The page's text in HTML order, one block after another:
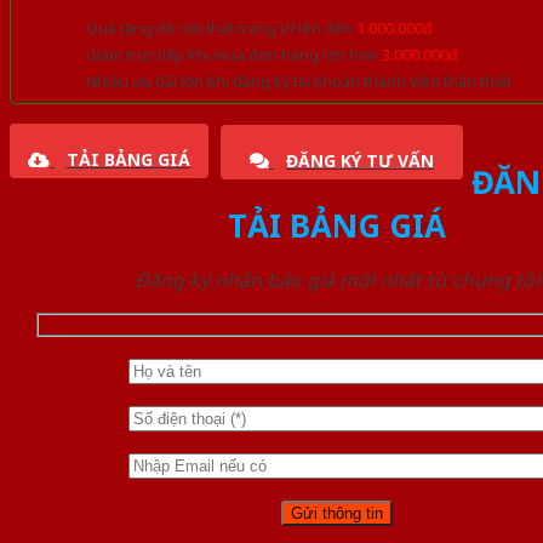
Quà tặng đồ nội thất trang trí lên đến 1.000.000đ
Giảm trực tiếp khi mua đơn hàng lớn hơn 3.000.000đ
Nhiều ưu đãi lớn khi đăng ký tài khoản thành viên thân thiết
TẢI BẢNG GIÁ ĐĂNG KÝ TƯ VẤN
TẢI BẢNG GIÁ
Đăng ký nhận báo giá mới nhất từ chúng tôi